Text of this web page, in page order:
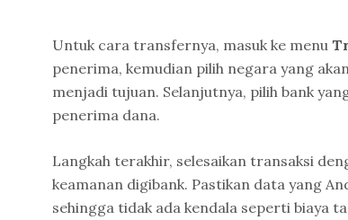
Untuk cara transfernya, masuk ke menu
penerima, kemudian pilih negara yang
menjadi tujuan. Selanjutnya, pilih bank
penerima dana.
Langkah terakhir, selesaikan transaksi
keamanan digibank. Pastikan data yang
sehingga tidak ada kendala seperti biaya